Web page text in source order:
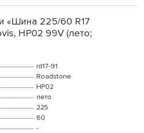
«Шина 225/60 R17
HP02 99V (лето;
rd17-91
Roadstone
HP02
лето
225
60
-